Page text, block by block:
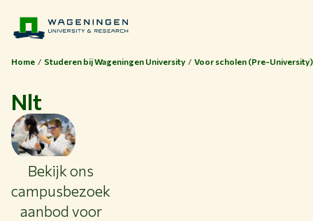
Home Studeren bij Wageningen University Voor scholen (Pre-University)
Nlt
Bekijk ons
campusbezoek
aanbod voor